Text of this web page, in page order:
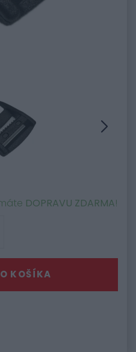
DOPRAVU ZDARMA!
KOŠÍKA